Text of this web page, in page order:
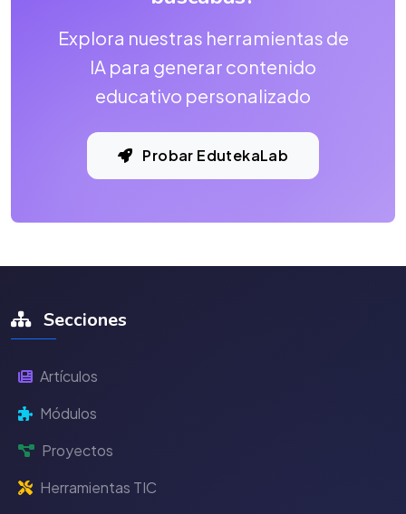
Explora nuestras herramientas de
IA para generar contenido
educativo personalizado
Probar EdutekaLab
Secciones
Artículos
Módulos
Proyectos
Herramientas TIC